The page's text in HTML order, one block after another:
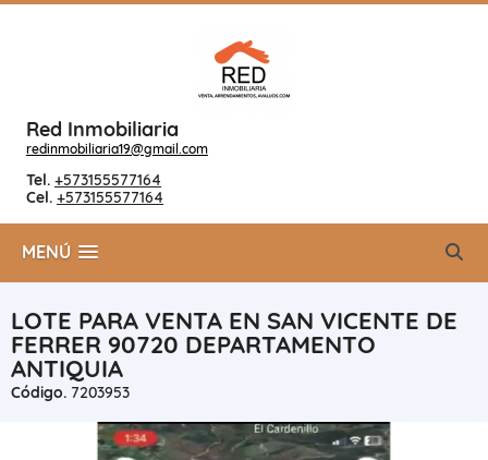
Red Inmobiliaria
redinmobiliaria19@gmail.com
Tel. +573155577164
Cel. +573155577164
MENÚ
LOTE PARA VENTA EN SAN VICENTE DE
FERRER 90720 DEPARTAMENTO
ANTIQUIA
Código. 7203953